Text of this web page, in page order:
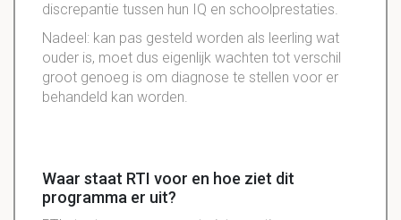
discrepantie tussen hun IQ en schoolprestaties.
Nadeel: kan pas gesteld worden als leerling wat
ouder is, moet dus eigenlijk wachten tot verschil
groot genoeg is om diagnose te stellen voor er
behandeld kan worden.
Waar staat RTI voor en hoe ziet dit
programma er uit?